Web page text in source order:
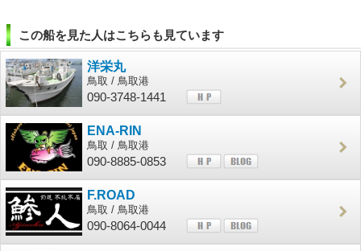
この船を見た人はこちらも見ています
洋栄丸
鳥取 / 鳥取港
090-3748-1441
ENA-RIN
鳥取 / 鳥取港
090-8885-0853
F.ROAD
鳥取 / 鳥取港
090-8064-0044